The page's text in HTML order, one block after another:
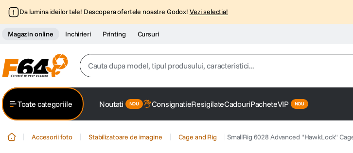
Da lumina ideilor tale! Descopera ofertele noastre Godox! Vezi selectia!
Magazin online Inchirieri Printing Cursuri
Cauta dupa model, tipul produsului, caracteristici...
2. trepied
Toate categoriile Noutati ConsignatieResigilateCadouriPacheteVIP
Accesorii foto Stabilizatoare de imagine Cage and Rig SmallRig 6028 Advanced "HawkLock"